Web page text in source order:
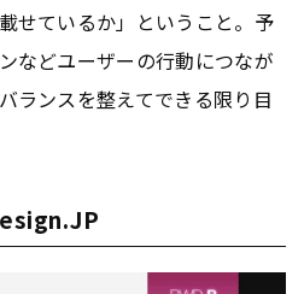
せているか」ということ。予
などユーザーの行動につなが
ランスを整えてできる限り目